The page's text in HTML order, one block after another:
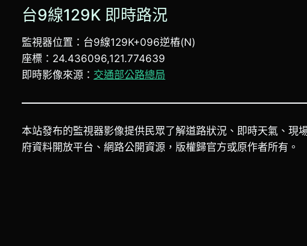
台9線129K 即時路況
監視器位置：台9線129K+096逆樁(N)
座標：24.436096,121.774639
即時影像來源： 交通部公路總局
本站發布的監視器影像提供民眾了解道路狀況、即時天氣、
府資料開放平台、網路公開資源，版權歸官方或原作者所有。